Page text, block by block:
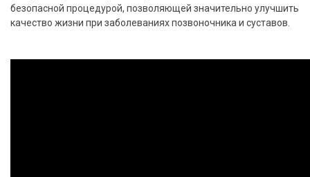
безопасной процедурой, позволяющей значительно улучшить
качество жизни при заболеваниях позвоночника и суставов.